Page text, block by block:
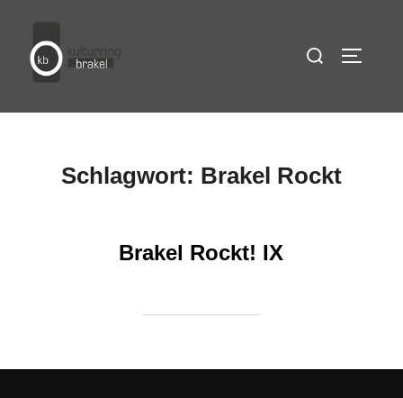
springen
Suchen
Schlagwort: Brakel Rockt
Brakel Rockt! IX